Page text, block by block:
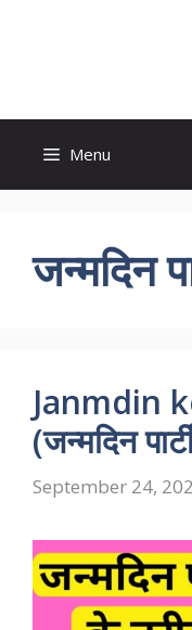
Menu
जन्मदिन
Janmdin
(जन्मदिन
September 24,